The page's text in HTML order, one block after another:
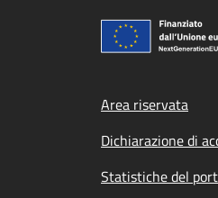
Footer
Area riservata
Dichiarazione di
Statistiche del